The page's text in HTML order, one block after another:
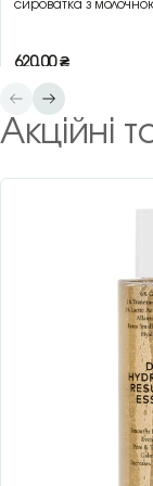
сироватка з
620,00₴
Акційні